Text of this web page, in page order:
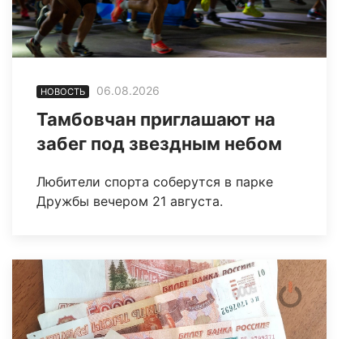
НОВОСТЬ 06.08.2026
Тамбовчан приглашают на
забег под звездным небом
Любители спорта соберутся в парке
Дружбы вечером 21 августа.